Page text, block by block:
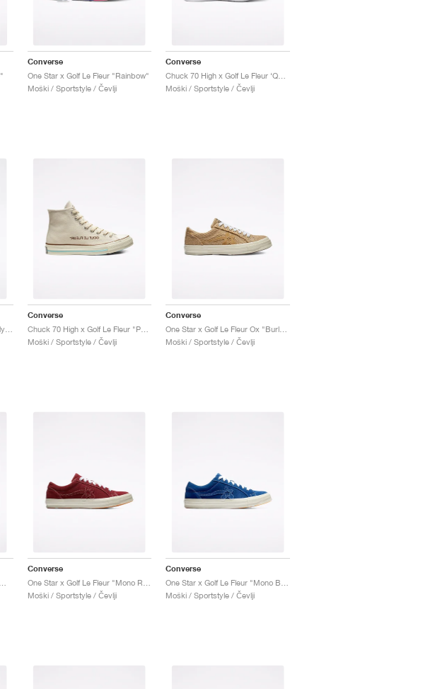
Converse
One Star x Golf Le Fleur "Rainbow"
Moški / Sportstyle / Čevlji
Converse
Moški / Sportstyle / Čevlji
One Star x Golf Le Fleur Ox "Kelly Green"
Converse
Chuck 70 High x Golf Le Fleur "Parchment Canvas"
Moški / Sportstyle / Čevlji
Converse
Moški / Sportstyle / Čevlji
Converse
Moški / Sportstyle / Čevlji
Converse
Moški / Sportstyle / Čevlji